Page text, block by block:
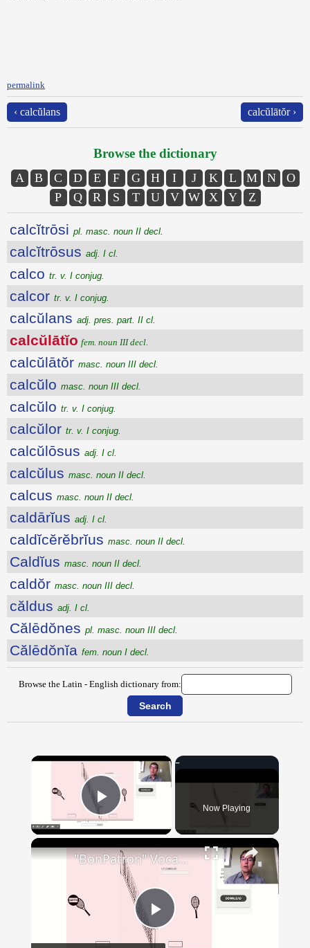
permalink
‹ calcŭlans calcŭlātŏr ›
Browse the dictionary
A B C D E F G H I J K L M N
O
P
Q R S T U V W X Y Z
calcĭtrōsi pl. masc. noun II decl.
calcĭtrōsus adj. I cl.
calco tr. v. I conjug.
calcor tr. v. I conjug.
calcŭlans adj. pres. part. II cl.
calcŭlātĭo fem. noun III decl.
calcŭlātŏr masc. noun III decl.
calcŭlo masc. noun III decl.
calcŭlo tr. v. I conjug.
calcŭlor tr. v. I conjug.
calcŭlōsus adj. I cl.
calcŭlus masc. noun II decl.
calcus masc. noun II decl.
caldārĭus adj. I cl.
caldĭcĕrĕbrĭus masc. noun II decl.
Caldĭus masc. noun II decl.
caldŏr masc. noun III decl.
căldus adj. I cl.
Călēdŏnes pl. masc. noun III decl.
Călēdŏnĭa fem. noun I decl.
Browse the Latin - English dictionary from:
×
Play Video Now Playing
×
Play
"BonPatron" Vocabulary - Clothing